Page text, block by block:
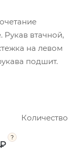
Рукав втачной,
на левом
подшит.
Количество